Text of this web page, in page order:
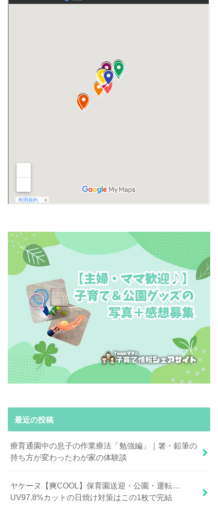
最近の投稿
療育通園中の息子の作業療法「勉強編」｜箸・鉛筆の
持ち方が変わったわが家の体験談
ヤケーヌ【爽COOL】保育園送迎・公園・運転…
UV97.8%カットの日焼け対策はこの1枚で完結